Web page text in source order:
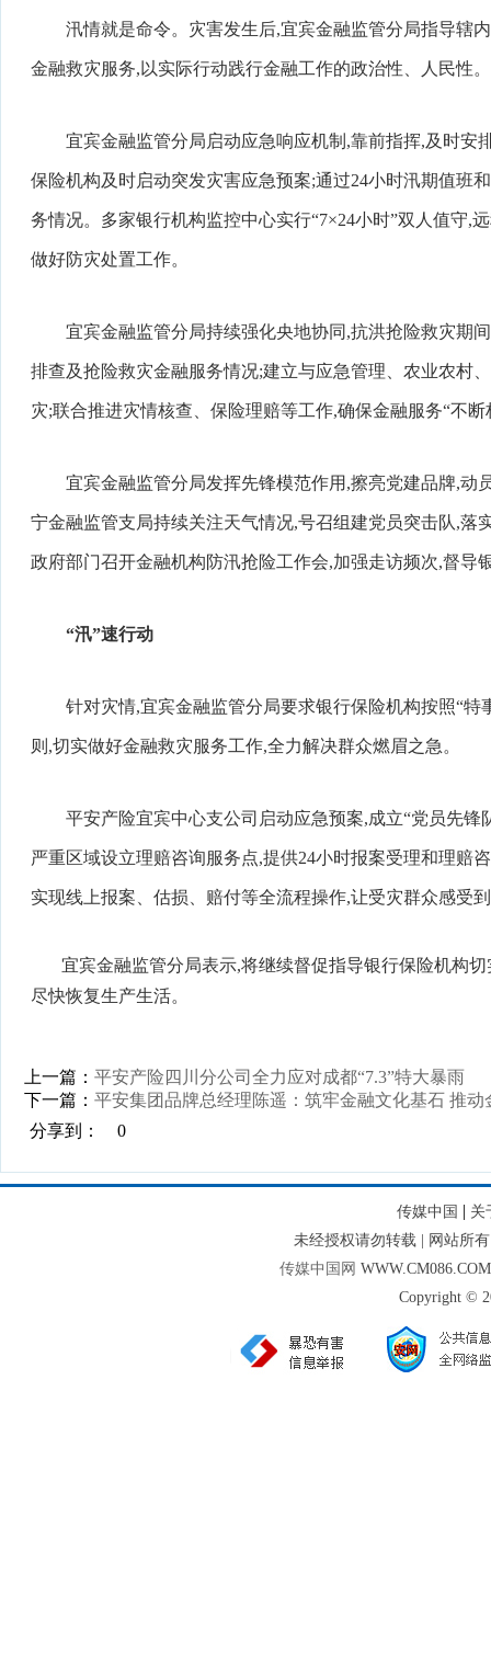
汛情就是命令。灾害发生后,宜宾金融监管分局指导辖
金融救灾服务,以实际行动践行金融工作的政治性、人民性。
宜宾金融监管分局启动应急响应机制,靠前指挥,及时安
保险机构及时启动突发灾害应急预案;通过24小时汛期值班
务情况。多家银行机构监控中心实行“7×24小时”双人值守,
做好防灾处置工作。
宜宾金融监管分局持续强化央地协同,抗洪抢险救灾期
排查及抢险救灾金融服务情况;建立与应急管理、农业农村
灾;联合推进灾情核查、保险理赔等工作,确保金融服务“不断
宜宾金融监管分局发挥先锋模范作用,擦亮党建品牌,动
宁金融监管支局持续关注天气情况,号召组建党员突击队,落
政府部门召开金融机构防汛抢险工作会,加强走访频次,督导
“汛”速行动
针对灾情,宜宾金融监管分局要求银行保险机构按照“
则,切实做好金融救灾服务工作,全力解决群众燃眉之急。
平安产险宜宾中心支公司启动应急预案,成立“党员先
严重区域设立理赔咨询服务点,提供24小时报案受理和理赔
实现线上报案、估损、赔付等全流程操作,让受灾群众感受
宜宾金融监管分局表示,将继续督促指导银行保险机构切
尽快恢复生产生活。
上一篇： 平安产险四川分公司全力应对成都“7.3”特大暴雨
下一篇： 平安集团品牌总经理陈遥：筑牢金融文化基石 推动
分享到：
0
传媒中国 | 关
未经授权请勿转载 | 网站所
传媒中国网
Copyright ©